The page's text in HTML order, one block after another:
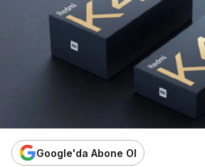
Google'da Abone Ol